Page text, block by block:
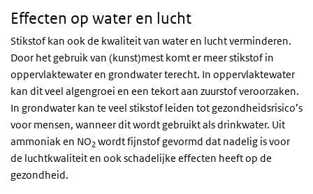
Effecten op water en lucht
Stikstof kan ook de kwaliteit van water en lucht verminderen.
Door het gebruik van (kunst)mest komt er meer stikstof in
oppervlaktewater en grondwater terecht. In oppervlaktewater
kan dit veel algengroei en een tekort aan zuurstof veroorzaken.
In grondwater kan te veel stikstof leiden tot gezondheidsrisico’s
voor mensen, wanneer dit wordt gebruikt als drinkwater. Uit
ammoniak en NO2wordt fijnstof gevormd dat nadelig is voor
de luchtkwaliteit en ook schadelijke effecten heeft op de
gezondheid.